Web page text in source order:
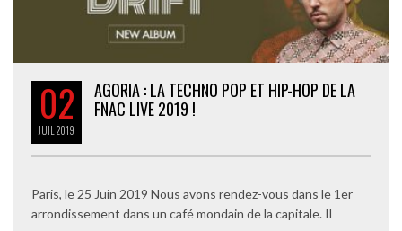
02
JUIL2019
AGORIA : LA TECHNO POP ET HIP-HOP DE LA
FNAC LIVE 2019 !
Paris, le 25 Juin 2019 Nous avons rendez-vous dans le 1er
arrondissement dans un café mondain de la capitale. Il